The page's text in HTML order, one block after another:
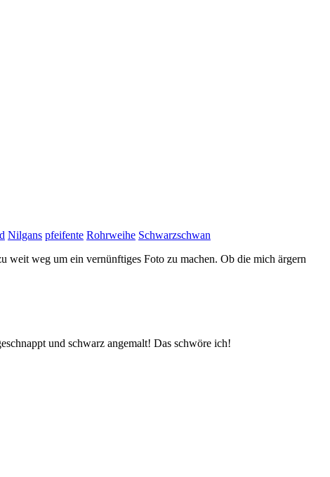
Nilgans pfeifente Rohrweihe Schwarzschwan
weit weg um ein vernünftiges Foto zu machen. Ob die mich ärgern
und schwarz angemalt! Das schwöre ich!